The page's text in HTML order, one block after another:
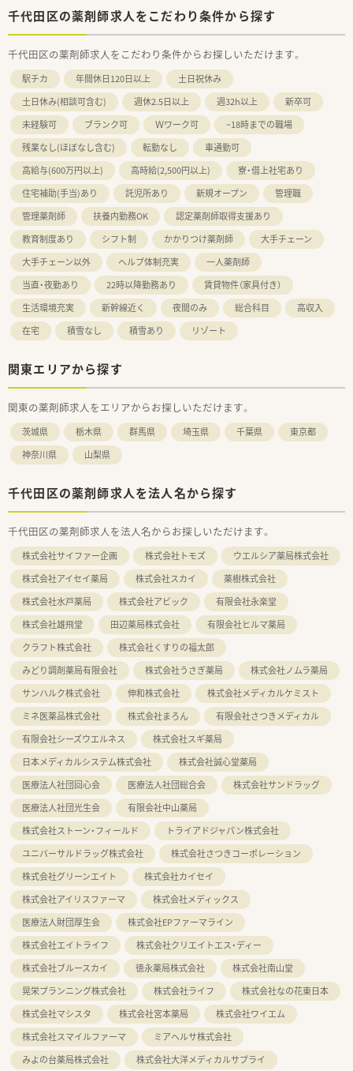
千代田区の薬剤師求人をこだわり条件から探す
千代田区の薬剤師求人をこだわり条件からお探しいただけます。
駅チカ 年間休日120日以上
土日祝休み
土日休み(相談可含む)
週休2.5日以上 週32h以上
新卒可
未経験可
ブランク可 Ｗワーク可
~18時までの職場
残業なし(ほぼなし含む)
転勤なし
車通勤可
高給与(600万円以上)
高時給(2,500円以上)
寮・借上社宅あり
住宅補助(手当)あり
託児所あり 新規オープン
管理職
管理薬剤師
扶養内勤務OK
認定薬剤師取得支援あり
教育制度あり
シフト制 かかりつけ薬剤師
大手チェーン
大手チェーン以外
ヘルプ体制充実
一人薬剤師
当直・夜勤あり
22時以降勤務あり
賃貸物件（家具付き）
生活環境充実
新幹線近く 夜間のみ 総合科目
高収入
在宅
積雪なし 積雪あり リゾート
関東エリアから探す
関東の薬剤師求人をエリアからお探しいただけます。
茨城県 栃木県 群馬県 埼玉県 千葉県
東京都
神奈川県
山梨県
千代田区の薬剤師求人を法人名から探す
千代田区の薬剤師求人を法人名からお探しいただけます。
株式会社サイファー企画 株式会社トモズ
ウエルシア薬局株式会社
株式会社アイセイ薬局
株式会社スカイ
薬樹株式会社
株式会社水戸薬局
株式会社アビック
有限会社永楽堂
株式会社雄飛堂
田辺薬局株式会社
有限会社ヒルマ薬局
クラフト株式会社
株式会社くすりの福太郎
みどり調剤薬局有限会社
株式会社うさぎ薬局
株式会社ノムラ薬局
サンハルク株式会社
伸和株式会社
株式会社メディカルケミスト
ミネ医薬品株式会社
株式会社まろん
有限会社さつきメディカル
有限会社シーズウエルネス
株式会社スギ薬局
日本メディカルシステム株式会社
株式会社誠心堂薬局
医療法人社団回心会
医療法人社団総合会
株式会社サンドラッグ
医療法人社団光生会
有限会社中山薬局
株式会社ストーン・フィールド
トライアドジャパン株式会社
ユニバーサルドラッグ株式会社
株式会社さつきコーポレーション
株式会社グリーンエイト
株式会社カイセイ
株式会社アイリスファーマ
株式会社メディックス
医療法人財団厚生会
株式会社EPファーマライン
株式会社エイトライフ
株式会社クリエイトエス・ディー
株式会社ブルースカイ
徳永薬局株式会社
株式会社南山堂
晃栄プランニング株式会社
株式会社ライフ
株式会社なの花東日本
株式会社マシスタ
株式会社宮本薬局
株式会社ワイエム
株式会社スマイルファーマ
ミアヘルサ株式会社
みよの台薬局株式会社
株式会社大洋メディカルサプライ